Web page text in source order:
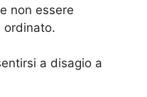
non essere
ordinato.
a disagio a